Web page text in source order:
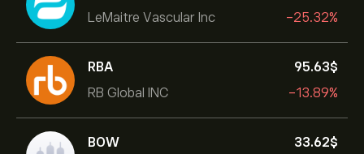
LeMaitre Vascular Inc
-25.32%
RBA
RB Global INC
95.63‎$‎
-13.89%
BOW
33.62‎$‎